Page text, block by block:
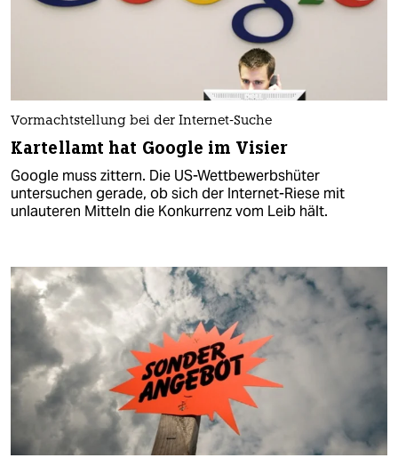
Vormachtstellung bei der Internet-Suche
Kartellamt hat Google im Visier
Google muss zittern. Die US-Wettbewerbshüter
untersuchen gerade, ob sich der Internet-Riese mit
unlauteren Mitteln die Konkurrenz vom Leib hält.